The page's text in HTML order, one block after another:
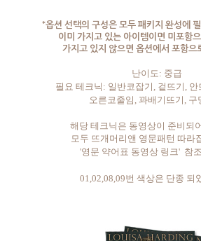
*옵션 선택의 구성은 모두 패키지 완성에
이미 가지고 있는 아이템이면 미포함
가지고 있지 않으면 옵션에서 포함으
난이도: 중급
필요 테크닉: 일반코잡기, 겉뜨기, 안
오른코줄임, 꽈배기뜨기, 구
해당 테크닉은 동영상이 준비되
모두 뜨개머리앤 영문패턴 따라
'영문 약어표 동영상 링크' 참조
01,02,08,09번 색상은 단종 되